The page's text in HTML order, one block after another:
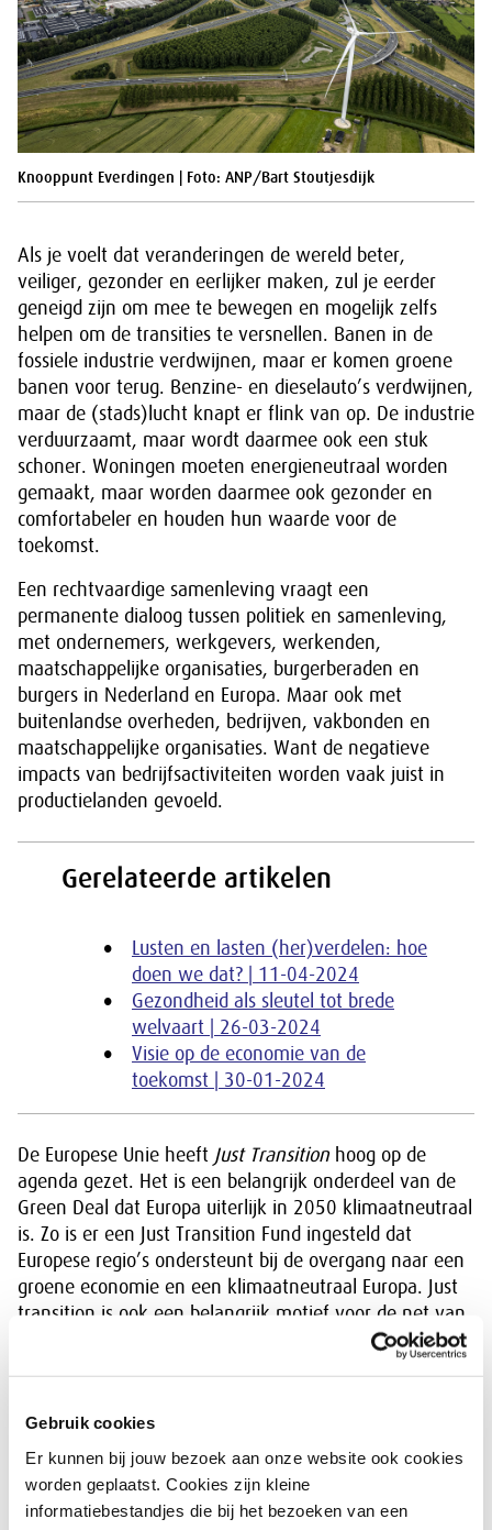
Gebruik cookies
Er kunnen bij jouw bezoek aan onze website ook cookies
worden geplaatst. Cookies zijn kleine
informatiebestandjes die bij het bezoeken van een
Knooppunt Everdingen | Foto: ANP/Bart Stoutjesdijk
Als je voelt dat veranderingen de wereld beter,
veiliger, gezonder en eerlijker maken, zul je eerder
geneigd zijn om mee te bewegen en mogelijk zelfs
helpen om de transities te versnellen. Banen in de
fossiele industrie verdwijnen, maar er komen groene
banen voor terug. Benzine- en dieselauto’s verdwijnen,
maar de (stads)lucht knapt er flink van op. De industrie
verduurzaamt, maar wordt daarmee ook een stuk
schoner. Woningen moeten energieneutraal worden
gemaakt, maar worden daarmee ook gezonder en
comfortabeler en houden hun waarde voor de
toekomst.
Een rechtvaardige samenleving vraagt een
permanente dialoog tussen politiek en samenleving,
met ondernemers, werkgevers, werkenden,
maatschappelijke organisaties, burgerberaden en
burgers in Nederland en Europa. Maar ook met
buitenlandse overheden, bedrijven, vakbonden en
maatschappelijke organisaties. Want de negatieve
impacts van bedrijfsactiviteiten worden vaak juist in
productielanden gevoeld.
Gerelateerde artikelen
Lusten en lasten (her)verdelen: hoe
doen we dat? | 11-04-2024
Gezondheid als sleutel tot brede
welvaart | 26-03-2024
Visie op de economie van de
toekomst | 30-01-2024
De Europese Unie heeft Just Transitionhoog op de
agenda gezet. Het is een belangrijk onderdeel van de
Green Deal dat Europa uiterlijk in 2050 klimaatneutraal
is. Zo is er een Just Transition Fund ingesteld dat
Europese regio’s ondersteunt bij de overgang naar een
groene economie en een klimaatneutraal Europa. Just
transition is ook een belangrijk motief voor de net van
Corporate Sustainability Reporting
. Deze Europese richtlijn verplicht
activiteiten op mens, natuur en milieu. Daarmee wordt
Transities kunnen, nee móéten de wereld schoner,
groener, eerlijker en inclusiever maken. Daar willen wij